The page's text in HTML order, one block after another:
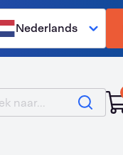
Nederlands